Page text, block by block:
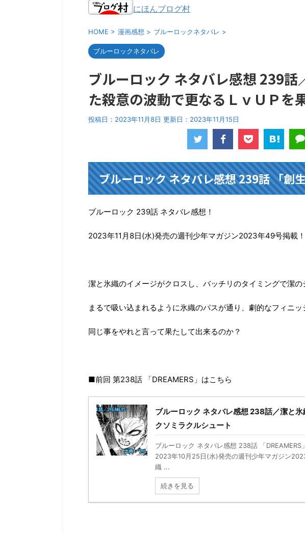
にほんブログ村
HOME > 漫画感想 > ブルーロックネタバレ >
ブルーロックネタバレ
ブルーロック ネタバレ感想 239話
た殺意の波動で更なるＬｖＵＰを
投稿日：2023年11月8日 更新日： 2023年11月15日
ブルーロック ネタバレ感想 239話 「創
ブルーロック 239話 ネタバレ感想！
2023年11月8日(水)発売の週刊少年マガジン2023年49号掲載！
潔と氷織のイメージがクロスし、バッチリのタイミングで潔
まるで吸い込まれるように氷織のパスが通り、劇的なフィニッ
同じ事をやれと言って果たして出来るのか？
■前回 第238話 「DREAMERS」はこちら
ブルーロック ネタバレ感想 238話／潔と
クソミラクルシュート
ブルーロック ネタバレ感想 238話 「
2023年10月25日(水)発売の週刊少年マガジン
織 ...
続きを見る